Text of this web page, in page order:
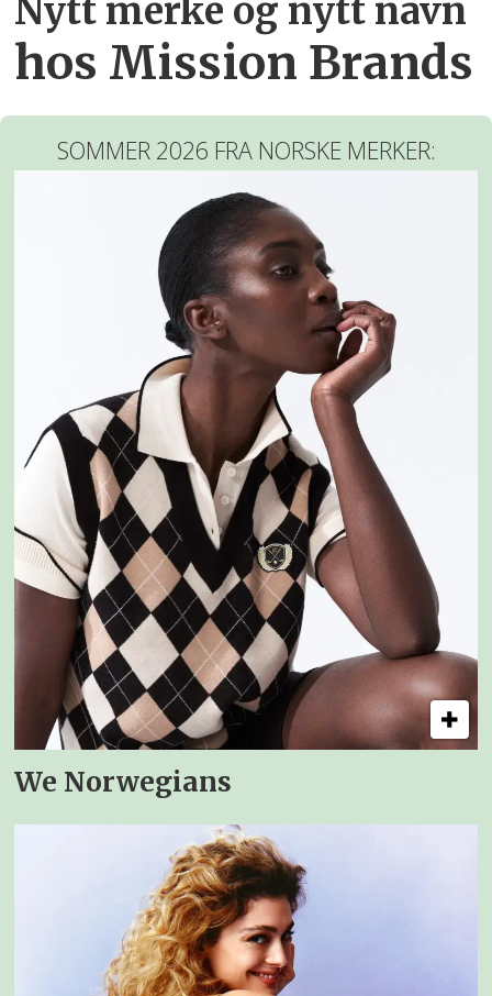
Nytt merke og nytt navn
hos Mission Brands
SOMMER 2026 FRA NORSKE MERKER:
We Norwegians